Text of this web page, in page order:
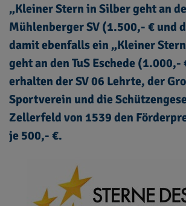
„Kleiner Stern in Silber geht an
Mühlenberger SV (1.500,- € und
damit ebenfalls ein „Kleiner
geht an den TuS Eschede
erhalten der SV 06 Lehrte, der
Sportverein und die
Zellerfeld von 1539 den
je 500,- €.